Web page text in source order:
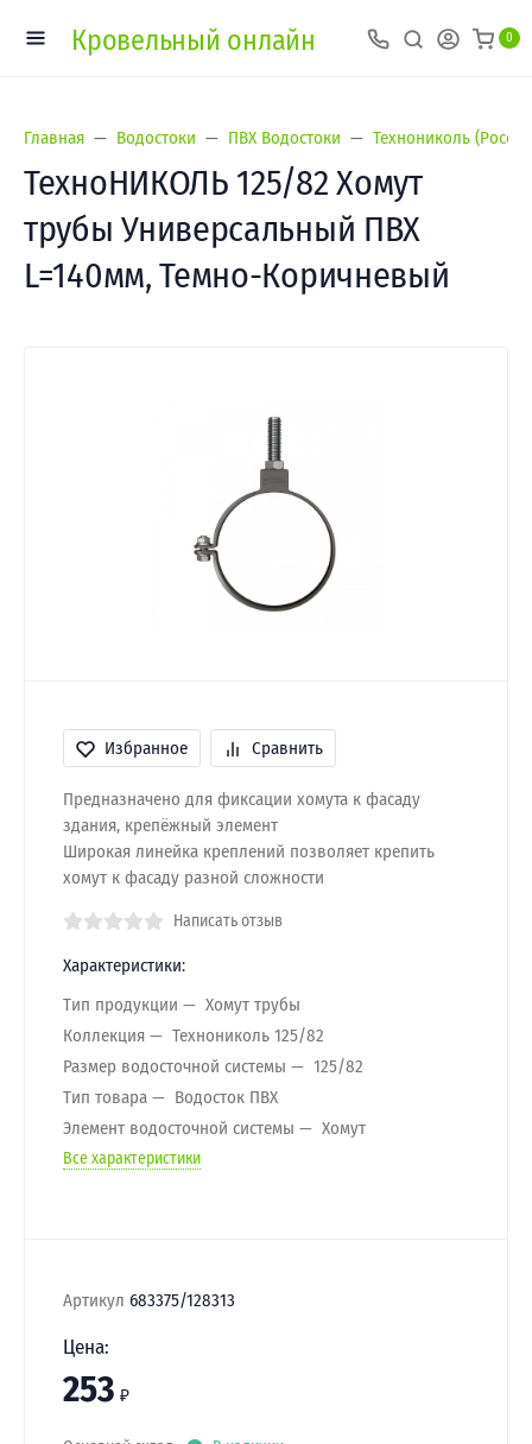
Кровельный онлайн 0
Главная Водостоки ПВХ Водостоки Технониколь
ТехноНИКОЛЬ 125/82 Хомут
трубы Универсальный ПВХ
L=140мм, Темно-Коричневый
Избранное Сравнить
Предназначено для фиксации хомута к фасаду
здания, крепёжный элемент
Широкая линейка креплений позволяет крепить
хомут к фасаду разной сложности
Написать отзыв
Характеристики:
Тип продукции
Хомут трубы
Коллекция
Технониколь 125/82
Размер водосточной системы
125/82
Тип товара
Водосток ПВХ
Элемент водосточной системы
Хомут
Все характеристики
Артикул 683375/128313
Цена:
253 ₽